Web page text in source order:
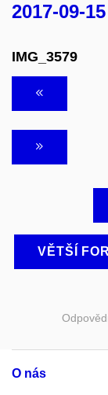
2017-09-
IMG_3579
VĚTŠÍ
O nás